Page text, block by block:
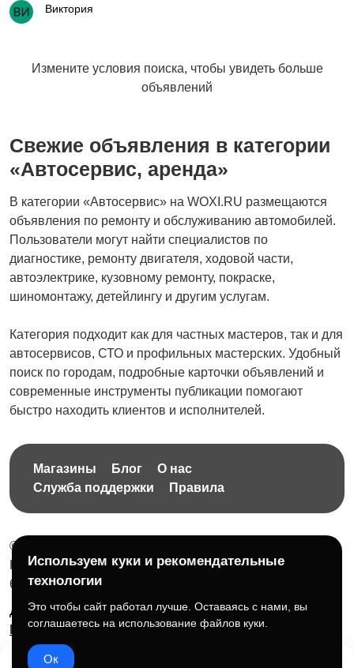
Виктория
Измените условия поиска, чтобы увидеть больше
объявлений
Свежие объявления в категории
«Автосервис, аренда»
В категории «Автосервис» на WOXI.RU размещаются
объявления по ремонту и обслуживанию автомобилей.
Пользователи могут найти специалистов по
диагностике, ремонту двигателя, ходовой части,
автоэлектрике, кузовному ремонту, покраске,
шиномонтажу, детейлингу и другим услугам.
Категория подходит как для частных мастеров, так и для
автосервисов, СТО и профильных мастерских. Удобный
поиск по городам, подробные карточки объявлений и
современные инструменты публикации помогают
быстро находить клиентов и исполнителей.
Магазины Блог
О нас
Служба поддержки
Правила
© 2026 Бесплатная доска объявлений без ограничений
НПД Краснорудская Анастасия Игоревна, ИНН:
614404606809
Документы и правила платформы
Для бизнеса
Партнёрам
Roadmap ☕ Поддержать проект
Используем куки и рекомендательные
технологии
Это чтобы сайт работал лучше. Оставаясь с нами, вы
соглашаетесь на использование файлов куки.
Ок